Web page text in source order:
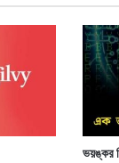
ভয়ঙ্কর